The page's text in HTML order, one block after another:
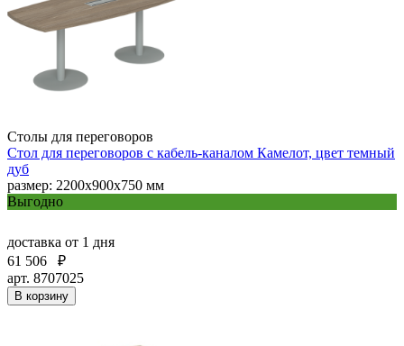
Столы для переговоров
Стол для переговоров с кабель-каналом Камелот, цвет темный
дуб
размер: 2200х900х750 мм
Выгодно
доставка от 1 дня
61 506
₽
арт. 8707025
В корзину